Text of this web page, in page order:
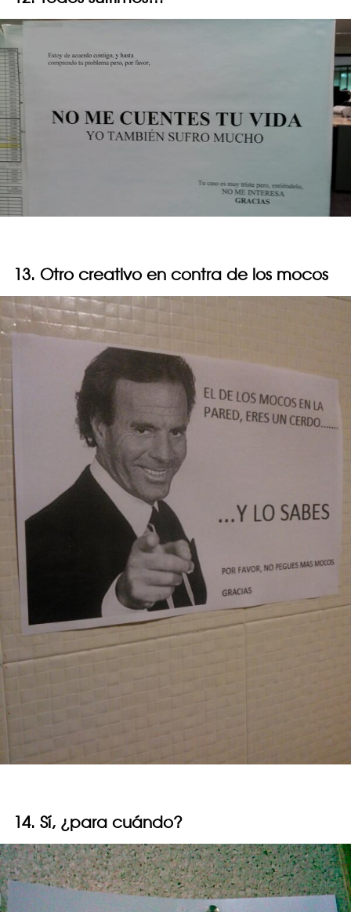
13. Otro creativo en contra de los mocos
14. Sí, ¿para cuándo?